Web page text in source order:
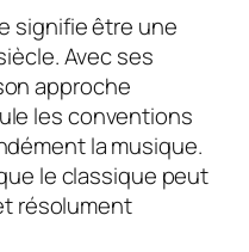
signifie être une
Avec ses
approche
les conventions
la musique.
le classique peut
résolument